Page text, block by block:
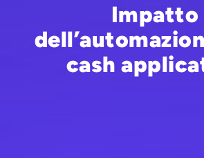
Impatto
cash